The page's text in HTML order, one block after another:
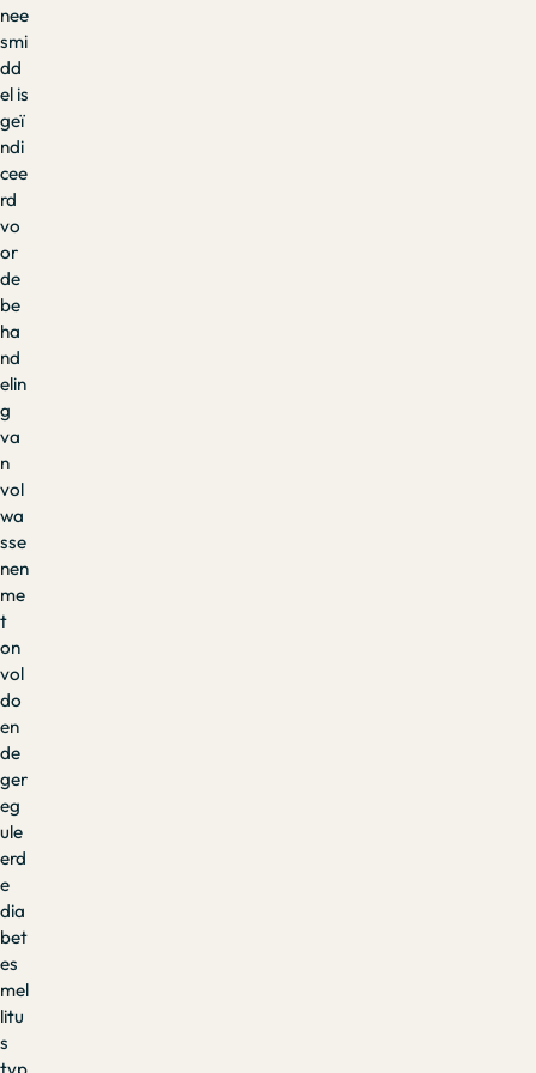
nee
smi
dd
el is
geï
ndi
cee
rd
vo
or
de
be
ha
nd
elin
g
va
n
vol
wa
sse
nen
me
t
on
vol
do
en
de
ger
eg
ule
erd
e
dia
bet
es
mel
litu
s